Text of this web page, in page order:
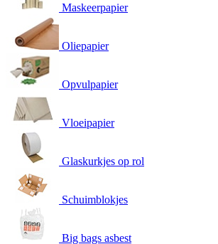
Maskeerpapier
Oliepapier
Opvulpapier
Vloeipapier
Glaskurkjes op rol
Schuimblokjes
Big bags asbest